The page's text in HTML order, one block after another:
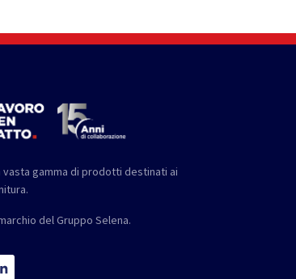
vasta gamma di prodotti destinati ai
del Gruppo Selena.